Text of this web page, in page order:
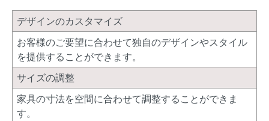
デザインのカスタマイズ
お客様のご要望に合わせて独自のデザインやスタイル
を提供することができます。
サイズの調整
家具の寸法を空間に合わせて調整することができま
す。